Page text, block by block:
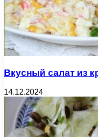
Вкусный салат из
14.12.2024